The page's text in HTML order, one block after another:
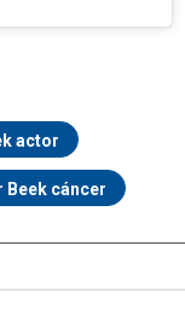
actor
Beek cáncer